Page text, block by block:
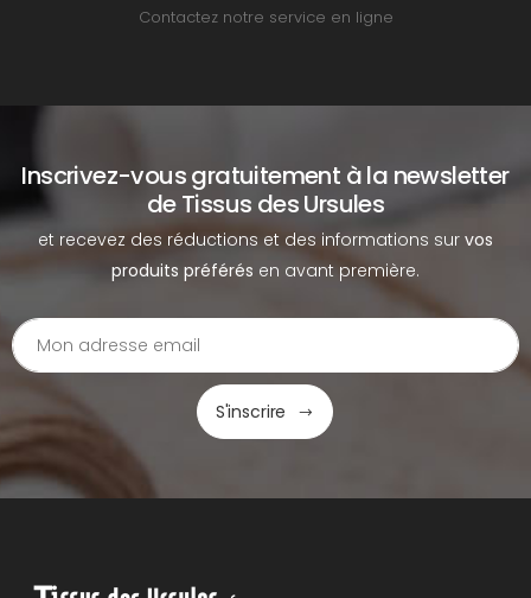
Contactez notre service en ligne
Inscrivez-vous gratuitement à la newsletter
de Tissus des Ursules
et recevez des réductions et des informations sur vos
produits préférés en avant première.
S'inscrire